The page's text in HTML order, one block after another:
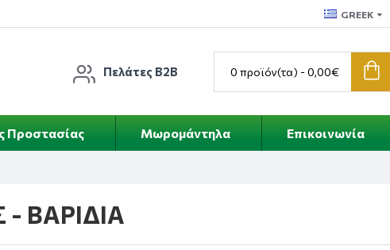
GREEK
Πελάτες B2B 0 προϊόν(τα) - 0,00€
Προστασίας Μωρομάντηλα Επικοινωνία
ΒΑΡΙΔΙΑ